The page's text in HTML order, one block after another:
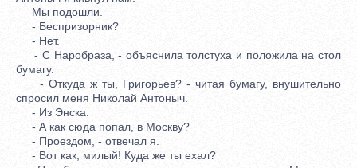
Мы подошли.
- Беспризорник?
- Нет.
- С Наробраза, - объяснила толстуха и положила на стол
бумагу.
- Откуда ж ты, Григорьев? - читая бумагу, внушительно
спросил меня Николай Антоныч.
- Из Энска.
- А как сюда попал, в Москву?
- Проездом, - отвечал я.
- Вот как, милый! Куда же ты ехал?